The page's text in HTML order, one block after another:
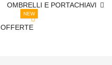
OMBRELLI E PORTACHIAVI
OFFERTE
NEW